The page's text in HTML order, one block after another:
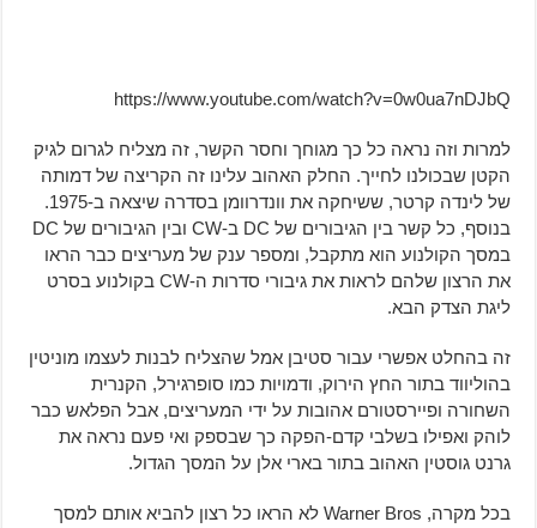
https://www.youtube.com/watch?v=0w0ua7nDJbQ
למרות וזה נראה כל כך מגוחך וחסר הקשר, זה מצליח לגרום לגיק
הקטן שבכולנו לחייך. החלק האהוב עלינו זה הקריצה של דמותה
של לינדה קרטר, ששיחקה את וונדרוומן בסדרה שיצאה ב-1975.
בנוסף, כל קשר בין הגיבורים של DC ב-CW ובין הגיבורים של DC
במסך הקולנוע הוא מתקבל, ומספר ענק של מעריצים כבר הראו
את הרצון שלהם לראות את גיבורי סדרות ה-CW בקולנוע בסרט
ליגת הצדק הבא.
זה בהחלט אפשרי עבור סטיבן אמל שהצליח לבנות לעצמו מוניטין
בהוליווד בתור החץ הירוק, ודמויות כמו סופרגירל, הקנרית
השחורה ופיירסטורם אהובות על ידי המעריצים, אבל הפלאש כבר
לוהק ואפילו בשלבי קדם-הפקה כך שבספק ואי פעם נראה את
גרנט גוסטין האהוב בתור בארי אלן על המסך הגדול.
בכל מקרה, Warner Bros לא הראו כל רצון להביא אותם למסך